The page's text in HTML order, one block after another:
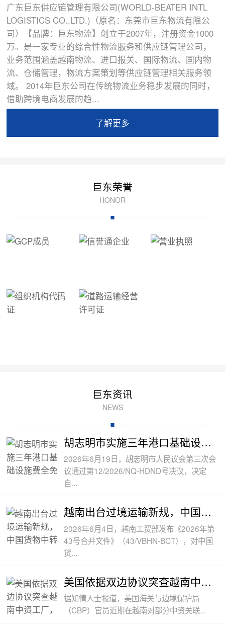
广东巨东供应链管理有限公司(WORLD-BEATER INTL
LOGISTICS CO.,LTD.)（原名：东莞市巨东物流有限公
司）【品牌：巨东物流】创立于2007年，注册资金1000
万。是一家专业的综合性物流服务和供应链管理公司，
业务范围涵盖越南物流、进口报关、国际物流、国内物
流、仓储管理，物流方案策划等供应链管理相关服务领
域。 2014年巨东公司在传统物流业务稳步发展的同时，
借助跨境电商发展的趋...
了解更多
巨东荣誉
HONOR
巨东资讯
NEWS
胡志明市实施三年港口基础设施费全免政
2026年6月19日，胡志明市人民议会第三次会
议通过第12/2026/NQ-HDND号决议，决定
自...
越南出台过境运输新规，中国货物中转通
2026年6月4日，越南工贸部发布《2026年第
43号合并文件》（43/VBHN-BCT），对中国
货...
美国依据双边协议突查越南中资工厂，三
据知情人士报道，美国海关与边境保护局
（CBP）官员近期在越南对部分中资关联...